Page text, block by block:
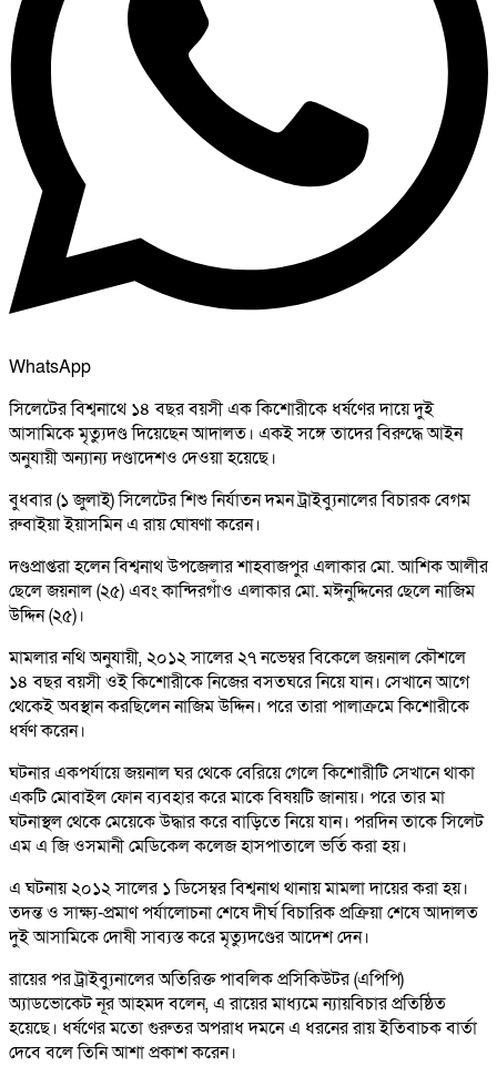
WhatsApp
সিলেটের বিশ্বনাথে ১৪ বছর বয়সী এক কিশোরীকে ধর্ষণের দায়ে দুই
আসামিকে মৃত্যুদণ্ড দিয়েছেন আদালত। একই সঙ্গে তাদের বিরুদ্ধে আইন
অনুযায়ী অন্যান্য দণ্ডাদেশও দেওয়া হয়েছে।
বুধবার (১ জুলাই) সিলেটের শিশু নির্যাতন দমন ট্রাইব্যুনালের বিচারক বেগম
রুবাইয়া ইয়াসমিন এ রায় ঘোষণা করেন।
দণ্ডপ্রাপ্তরা হলেন বিশ্বনাথ উপজেলার শাহবাজপুর এলাকার মো. আশিক আলীর
ছেলে জয়নাল (২৫) এবং কান্দিরগাঁও এলাকার মো. মঈনুদ্দিনের ছেলে নাজিম
উদ্দিন (২৫)।
মামলার নথি অনুযায়ী, ২০১২ সালের ২৭ নভেম্বর বিকেলে জয়নাল কৌশলে
১৪ বছর বয়সী ওই কিশোরীকে নিজের বসতঘরে নিয়ে যান। সেখানে আগে
থেকেই অবস্থান করছিলেন নাজিম উদ্দিন। পরে তারা পালাক্রমে কিশোরীকে
ধর্ষণ করেন।
ঘটনার একপর্যায়ে জয়নাল ঘর থেকে বেরিয়ে গেলে কিশোরীটি সেখানে থাকা
একটি মোবাইল ফোন ব্যবহার করে মাকে বিষয়টি জানায়। পরে তার মা
ঘটনাস্থল থেকে মেয়েকে উদ্ধার করে বাড়িতে নিয়ে যান। পরদিন তাকে সিলেট
এম এ জি ওসমানী মেডিকেল কলেজ হাসপাতালে ভর্তি করা হয়।
এ ঘটনায় ২০১২ সালের ১ ডিসেম্বর বিশ্বনাথ থানায় মামলা দায়ের করা হয়।
তদন্ত ও সাক্ষ্য-প্রমাণ পর্যালোচনা শেষে দীর্ঘ বিচারিক প্রক্রিয়া শেষে আদালত
দুই আসামিকে দোষী সাব্যস্ত করে মৃত্যুদণ্ডের আদেশ দেন।
রায়ের পর ট্রাইব্যুনালের অতিরিক্ত পাবলিক প্রসিকিউটর (এপিপি)
অ্যাডভোকেট নূর আহমদ বলেন, এ রায়ের মাধ্যমে ন্যায়বিচার প্রতিষ্ঠিত
হয়েছে। ধর্ষণের মতো গুরুতর অপরাধ দমনে এ ধরনের রায় ইতিবাচক বার্তা
দেবে বলে তিনি আশা প্রকাশ করেন।